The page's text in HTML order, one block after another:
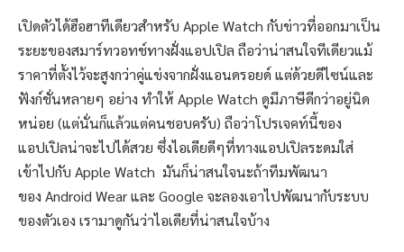
เปิดตัวได้ฮือฮาทีเดียวสำหรับ Apple Watch กับข่าวที่ออกมาเป็น
ระยะของสมาร์ทวอทช์ทางฝั่งแอปเปิล ถือว่าน่าสนใจทีเดียวแม้
ราคาที่ตั้งไว้จะสูงกว่าคู่แข่งจากฝั่งแอนดรอยด์ แต่ด้วยดีไซน์และ
ฟังก์ชั่นหลายๆ อย่าง ทำให้ Apple Watch ดูมีภาษีดีกว่าอยู่นิด
หน่อย (แต่นั่นก็แล้วแต่คนชอบครับ) ถือว่าโปรเจคท์นี้ของ
แอปเปิลน่าจะไปได้สวย ซึ่งไอเดียดีๆที่ทางแอปเปิลระดมใส่
เข้าไปกับ Apple Watch มันก็น่าสนใจนะถ้าทีมพัฒนา
ของ Android Wear และ Google จะลองเอาไปพัฒนากับระบบ
ของตัวเอง เรามาดูกันว่าไอเดียที่น่าสนใจบ้าง